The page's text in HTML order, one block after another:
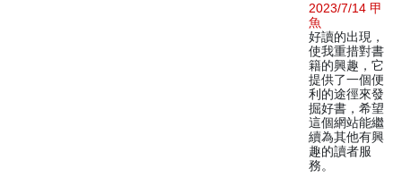
2023/7/14 甲
魚
好讀的出現，
使我重措對書
籍的興趣，它
提供了一個便
利的途徑來發
掘好書，希望
這個網站能繼
續為其他有興
趣的讀者服
務。